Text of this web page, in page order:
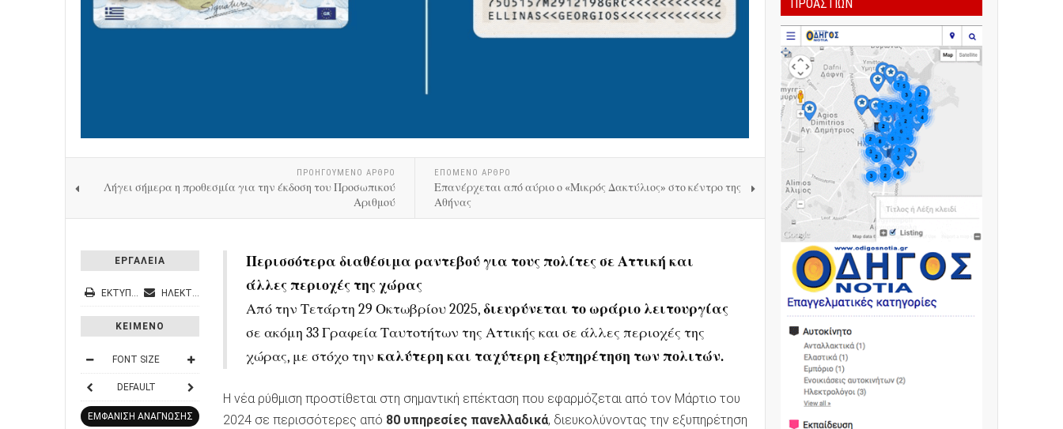
ΠΡΟΗΓΟΎΜΕΝΟ ΑΡΘΡΟ
Λήγει σήμερα η προθεσμία για την έκδοση του Προσωπικού
Αριθμού
ΕΠΟΜΕΝΟ ΑΡΘΡΟ
Επανέρχεται από αύριο ο «Μικρός Δακτύλιος» στο κέντρο της
Αθήνας
ΕΡΓΑΛΕΙΑ
ΕΚΤΎΠΩΣΗ ΗΛΕΚΤΡΟΝΙΚΌ ΤΑΧΥΔΡΟΜΕΊΟ
ΚΕΙΜΕΝΟ
FONT SIZE
DEFAULT
ΕΜΦΑΝΙΣΗ ΑΝΑΓΝΩΣΗΣ
Περισσότερα διαθέσιμα ραντεβού για τους πολίτες σε Αττική και
άλλες περιοχές της χώρας
Από την Τετάρτη 29 Οκτωβρίου 2025,διευρύνεται το ωράριο λειτουργίας
σε ακόμη 33 Γραφεία Ταυτοτήτων της Αττικής και σε άλλες περιοχές της
χώρας, με στόχο την καλύτερη και ταχύτερη εξυπηρέτηση των πολιτών.
Η νέα ρύθμιση προστίθεται στη σημαντική επέκταση που εφαρμόζεται από τον Μάρτιο του
2024 σε περισσότερες από 80 υπηρεσίες πανελλαδικά, διευκολύνοντας την εξυπηρέτηση
ΠΡΟΑΣΤΊΩΝ